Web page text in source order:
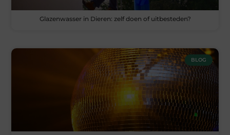
Glazenwasser in Dieren: zelf doen of uitbesteden?
BLOG